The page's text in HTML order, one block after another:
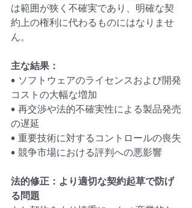
は範囲が狭く不確実であり、明確な契
約上の権利に代わるものにはなりませ
ん。
主な結果：
• ソフトウェアのライセンスおよび開発
コストの大幅な増加
• 再交渉や法的不確実性による製品発売
の遅延
• 重要技術に対するコントロールの喪失
• 競争市場における評判への悪影響
法的修正：より適切な契約起草で防げ
る問題